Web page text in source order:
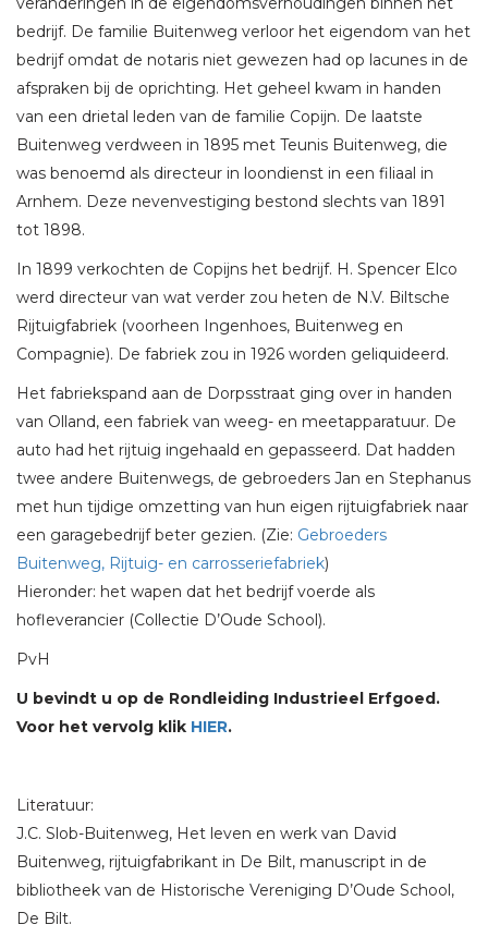
bedrijf. De familie Buitenweg verloor het eigendom van het
bedrijf omdat de notaris niet gewezen had op lacunes in de
afspraken bij de oprichting. Het geheel kwam in handen
van een drietal leden van de familie Copijn. De laatste
Buitenweg verdween in 1895 met Teunis Buitenweg, die
was benoemd als directeur in loondienst in een filiaal in
Arnhem. Deze nevenvestiging bestond slechts van 1891
tot 1898.
In 1899 verkochten de Copijns het bedrijf. H. Spencer Elco
werd directeur van wat verder zou heten de N.V. Biltsche
Rijtuigfabriek (voorheen Ingenhoes, Buitenweg en
Compagnie). De fabriek zou in 1926 worden geliquideerd.
Het fabriekspand aan de Dorpsstraat ging over in handen
van Olland, een fabriek van weeg- en meetapparatuur. De
auto had het rijtuig ingehaald en gepasseerd. Dat hadden
twee andere Buitenwegs, de gebroeders Jan en Stephanus
met hun tijdige omzetting van hun eigen rijtuigfabriek naar
een garagebedrijf beter gezien. (Zie: Gebroeders
Buitenweg, Rijtuig- en carrosseriefabriek)
Hieronder: het wapen dat het bedrijf voerde als
hofleverancier (Collectie D’Oude School).
PvH
U bevindt u op de Rondleiding Industrieel Erfgoed.
Voor het vervolg klik HIER.
Literatuur:
J.C. Slob-Buitenweg, Het leven en werk van David
Buitenweg, rijtuigfabrikant in De Bilt, manuscript in de
bibliotheek van de Historische Vereniging D’Oude School,
De Bilt.